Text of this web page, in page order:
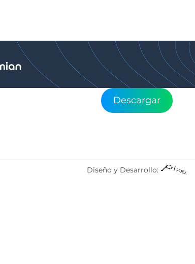
Descargar
Diseño y Desarrollo: